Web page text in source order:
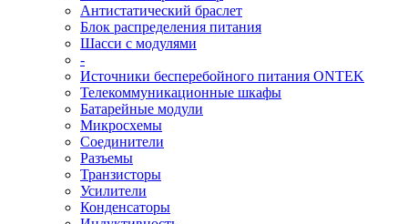
Антистатический браслет
Блок распределения питания
Шасси с модулями
-
Источники бесперебойного питания ONTEK
Телекоммуникационные шкафы
Батарейные модули
Микросхемы
Соединители
Разъемы
Транзисторы
Усилители
Конденсаторы